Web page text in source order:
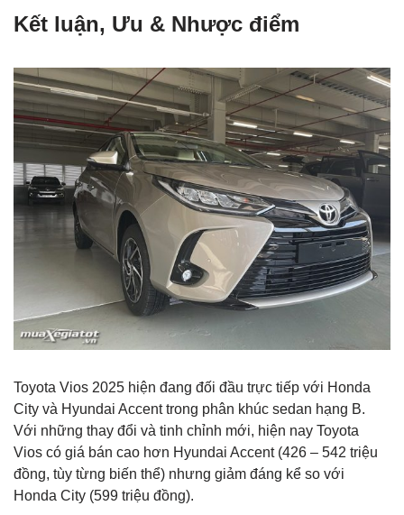
Kết luận, Ưu & Nhược điểm
Toyota Vios 2025 hiện đang đối đầu trực tiếp với Honda
City và Hyundai Accent trong phân khúc sedan hạng B.
Với những thay đổi và tinh chỉnh mới, hiện nay Toyota
Vios có giá bán cao hơn Hyundai Accent (426 – 542 triệu
đồng, tùy từng biến thể) nhưng giảm đáng kể so với
Honda City (599 triệu đồng).